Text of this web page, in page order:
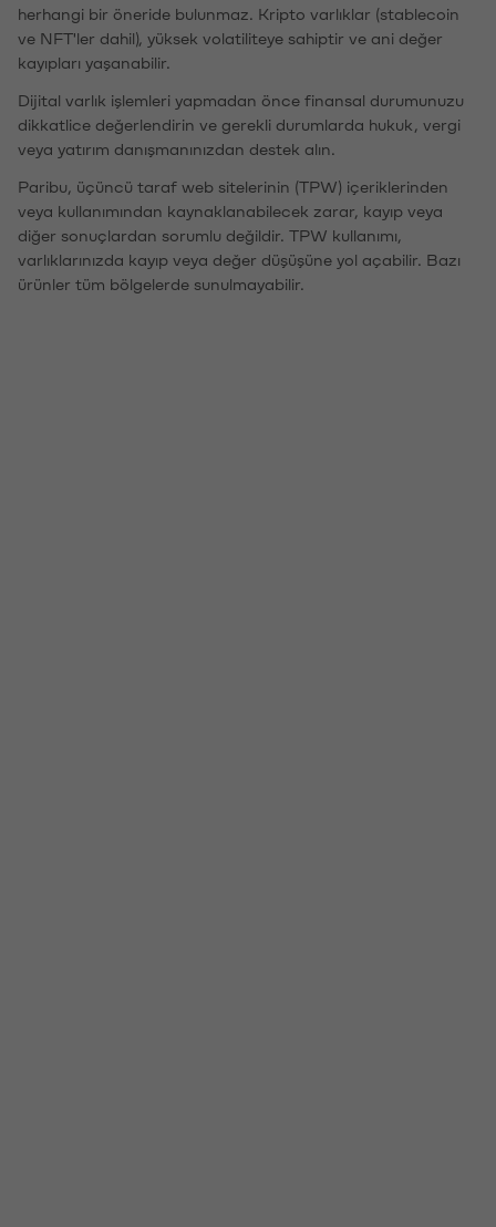
herhangi bir öneride bulunmaz. Kripto varlıklar (stablecoin
ve NFT'ler dahil), yüksek volatiliteye sahiptir ve ani değer
kayıpları yaşanabilir.
Dijital varlık işlemleri yapmadan önce finansal durumunuzu
dikkatlice değerlendirin ve gerekli durumlarda hukuk, vergi
veya yatırım danışmanınızdan destek alın.
Paribu, üçüncü taraf web sitelerinin (TPW) içeriklerinden
veya kullanımından kaynaklanabilecek zarar, kayıp veya
diğer sonuçlardan sorumlu değildir. TPW kullanımı,
varlıklarınızda kayıp veya değer düşüşüne yol açabilir. Bazı
ürünler tüm bölgelerde sunulmayabilir.